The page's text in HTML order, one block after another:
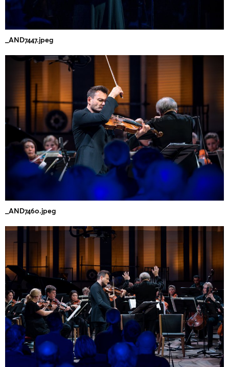
_AND7447.jpeg
_AND7460.jpeg